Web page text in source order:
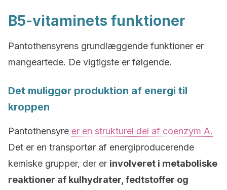
B5-vitaminets funktioner
Pantothensyrens grundlæggende funktioner er
mangeartede. De vigtigste er følgende.
Det muliggør produktion af energi til
kroppen
Pantothensyre er en strukturel del af coenzym A.
Det er en transportør af energiproducerende
kemiske grupper, der er involveret i metaboliske
reaktioner af kulhydrater, fedtstoffer og